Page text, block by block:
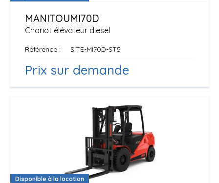
Chariot élévateur diesel
MANITOUMI70D
Référence SITE-MI70D-ST5
Prix sur demande
Disponible à la location